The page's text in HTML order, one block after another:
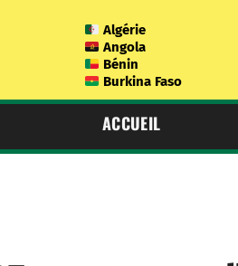
Algérie
Angola
Bénin
Burkina Faso
ACCUEIL